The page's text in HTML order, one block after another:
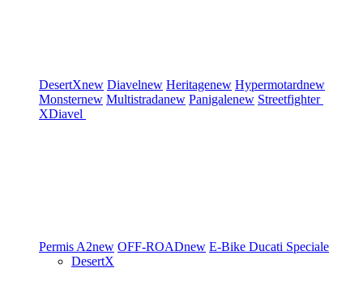
DesertXnew Diavelnew Heritagenew Hypermotardnew
Monsternew Multistradanew Panigalenew Streetfighter
XDiavel
Permis A2new OFF-ROADnew E-Bike Ducati Speciale
DesertX